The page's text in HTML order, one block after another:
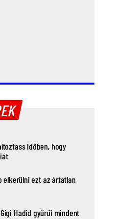
időben, hogy
elkerülni ezt az ártatlan
Hadid gyűrűi mindent